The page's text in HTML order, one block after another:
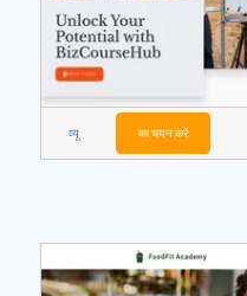
व्यू का चयन करें